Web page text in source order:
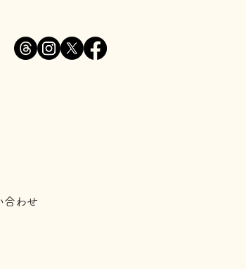
合わせ